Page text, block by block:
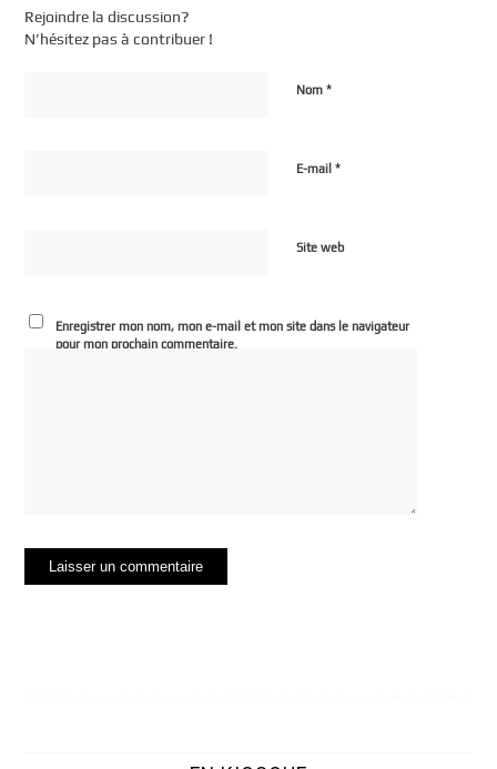
Rejoindre la discussion?
N’hésitez pas à contribuer !
Nom*
E-mail*
Site web
Enregistrer mon nom, mon e-mail et mon site dans le navigateur
pour mon prochain commentaire.